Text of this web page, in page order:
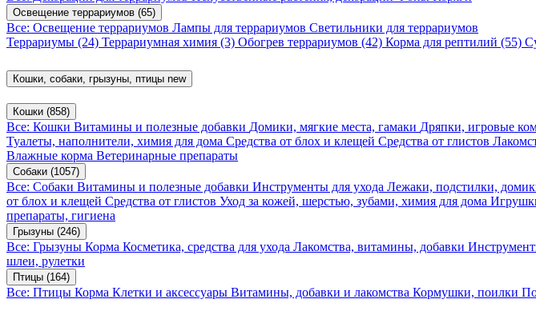
Освещение террариумов (65)
Все: Освещение террариумов Лампы для террариумов Светильники для террариумов
Террариумы (24) Террариумная химия (3) Обогрев террариумов (42) Корма для рептилий (55)
Кошки, собаки, грызуны, птицы new
Кошки (858)
Все: Кошки Витамины и полезные добавки Домики, мягкие места, гамаки Дряпки, игровые
Туалеты, наполнители, химия для дома Средства от блох и клещей Средства от глистов
Влажные корма Ветеринарные препараты
Собаки (1057)
Все: Собаки Витамины и полезные добавки Инструменты для ухода Лежаки, подстилки,
от блох и клещей Средства от глистов Уход за кожей, шерстью, зубами, химия для дома
препараты, гигиена
Грызуны (246)
Все: Грызуны Корма Косметика, средства для ухода Лакомства, витамины, добавки
шлеи, рулетки
Птицы (164)
Все: Птицы Корма Клетки и аксессуары Витамины, добавки и лакомства Кормушки, поилки